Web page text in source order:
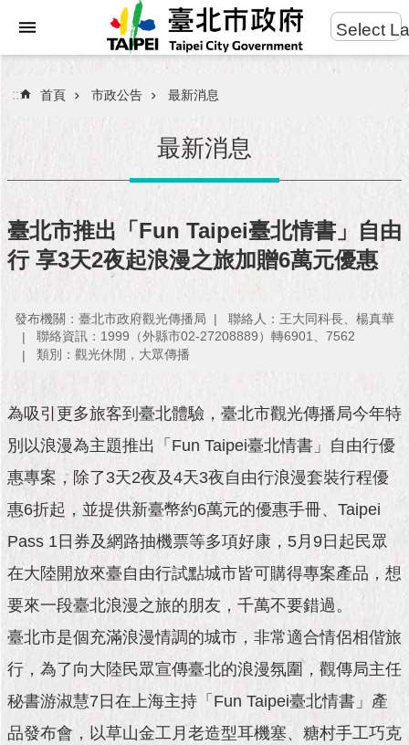
進
搜
民
服
務
府
團
隊
市
公
告
施
政
景
成
果
市
政
料
Select
::: 首頁 市政公告 最新消息
最新消息
臺北市推出「Fun Taipei臺北情書」自由
行 享3天2夜起浪漫之旅加贈6萬元優惠
發布機關：臺北市政府觀光傳播局
聯絡人：王大同科長、楊真華
聯絡資訊：1999（外縣市02-27208889）轉6901、7562
類別：觀光休閒，大眾傳播
為吸引更多旅客到臺北體驗，臺北市觀光傳播局今年特
別以浪漫為主題推出「Fun Taipei臺北情書」自由行優
惠專案，除了3天2夜及4天3夜自由行浪漫套裝行程優
惠6折起，並提供新臺幣約6萬元的優惠手冊、Taipei
Pass 1日券及網路抽機票等多項好康，5月9日起民眾
在大陸開放來臺自由行試點城市皆可購得專案產品，想
要來一段臺北浪漫之旅的朋友，千萬不要錯過。
臺北市是個充滿浪漫情調的城市，非常適合情侶相偕旅
行，為了向大陸民眾宣傳臺北的浪漫氛圍，觀傳局主任
秘書游淑慧7日在上海主持「Fun Taipei臺北情書」產
品發布會，以草山金工月老造型耳機塞、糖村手工巧克